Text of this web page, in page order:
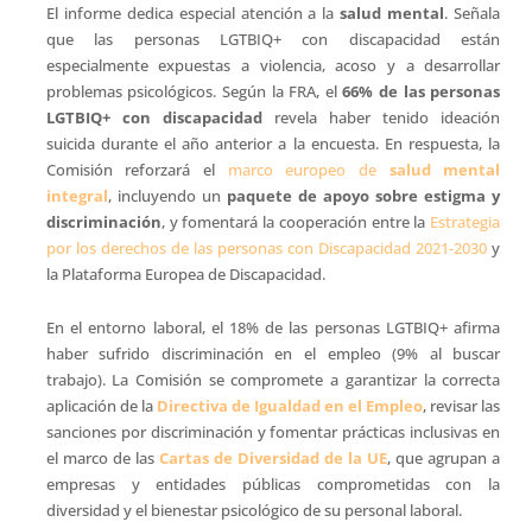
El informe dedica especial atención a lasalud mental. Señala
que las personas LGTBIQ+ con discapacidad están
especialmente expuestas a violencia, acoso y a desarrollar
problemas psicológicos. Según la FRA, el66% de las personas
LGTBIQ+ con discapacidad revela haber tenido ideación
suicida durante el año anterior a la encuesta. En respuesta, la
Comisión reforzará el marco europeo de salud mental
integral, incluyendo un paquete de apoyo sobre estigma y
discriminación, y fomentará la cooperación entre la Estrategia
por los derechos de las personas con Discapacidad 2021-2030 y
la Plataforma Europea de Discapacidad.
En el entorno laboral, el 18% de las personas LGTBIQ+ afirma
haber sufrido discriminación en el empleo (9% al buscar
trabajo). La Comisión se compromete a garantizar la correcta
aplicación de la Directiva de Igualdad en el Empleo, revisar las
sanciones por discriminación y fomentar prácticas inclusivas en
el marco de las Cartas de Diversidad de la UE, que agrupan a
empresas y entidades públicas comprometidas con la
diversidad y el bienestar psicológico de su personal laboral.